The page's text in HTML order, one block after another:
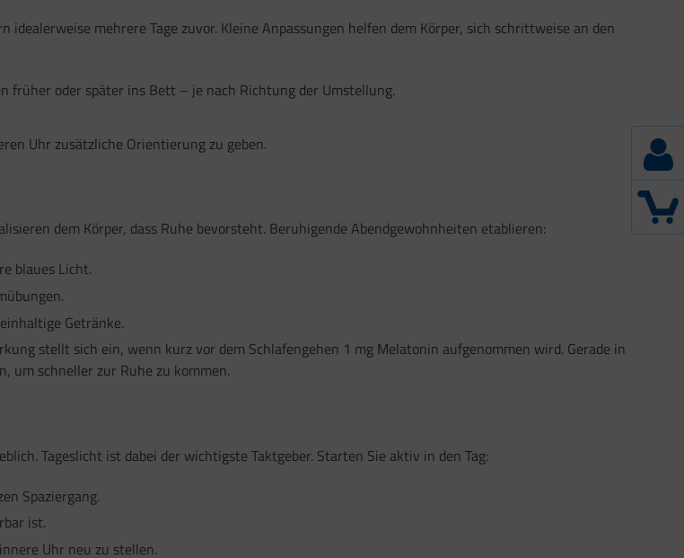
mehrere Tage zuvor. Kleine Anpassungen helfen dem Körper, sich schrittweise an den
früher oder später ins Bett – je nach Richtung der Umstellung.
Uhr zusätzliche Orientierung zu geben.
dem Körper, dass Ruhe bevorsteht. Beruhigende Abendgewohnheiten etablieren:
blaues Licht.
Getränke.
stellt sich ein, wenn kurz vor dem Schlafengehen 1 mg Melatonin aufgenommen wird. Gerade in
um schneller zur Ruhe zu kommen.
Tageslicht ist dabei der wichtigste Taktgeber. Starten Sie aktiv in den Tag:
Spaziergang.
ist.
Uhr neu zu stellen.